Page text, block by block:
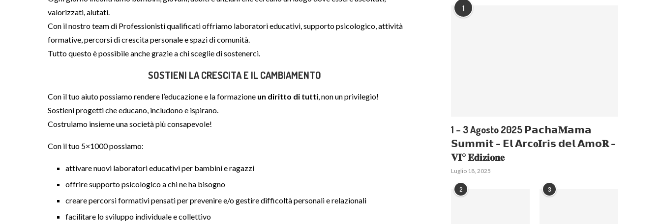
valorizzati, aiutati.
Con il nostro team di Professionisti qualificati offriamo laboratori educativi, supporto psicologico, attività
formative, percorsi di crescita personale e spazi di comunità.
Tutto questo è possibile anche grazie a chi sceglie di sostenerci.
SOSTIENI LA CRESCITA E IL CAMBIAMENTO
Con il tuo aiuto possiamo rendere l’educazione e la formazione un diritto di tutti, non un privilegio!
Sostieni progetti che educano, includono e ispirano.
Costruiamo insieme una società più consapevole!
Con il tuo 5×1000 possiamo:
attivare nuovi laboratori educativi per bambini e ragazzi
offrire supporto psicologico a chi ne ha bisogno
creare percorsi formativi pensati per prevenire e/o gestire difficoltà personali e relazionali
facilitare lo sviluppo individuale e collettivo
1
1 – 3 Agosto 2025 𝗣𝗮𝗰𝗵𝗮𝐌𝗮𝗺𝗮
𝗦𝘂𝗺𝗺𝗶𝘁 – 𝗘𝗹 𝗔𝗿𝗰𝐨𝐈𝗿𝗶𝘀 𝗱𝗲𝗹 𝗔𝗺𝗼𝐑 –
𝐕𝐈° 𝐄𝐝𝐢𝐳𝐢𝐨𝐧𝐞
Luglio 18, 2025
2 3